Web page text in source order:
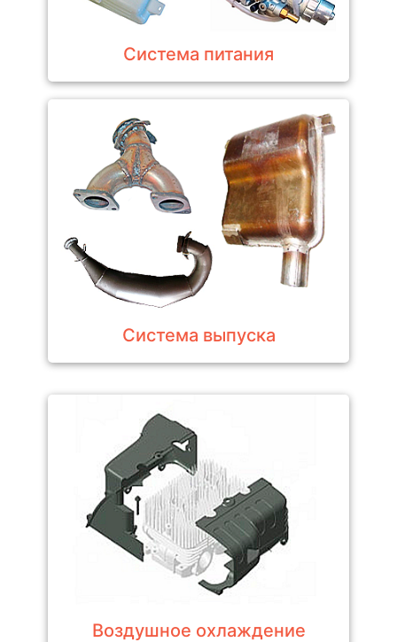
Система питания
Система выпуска
Воздушное охлаждение